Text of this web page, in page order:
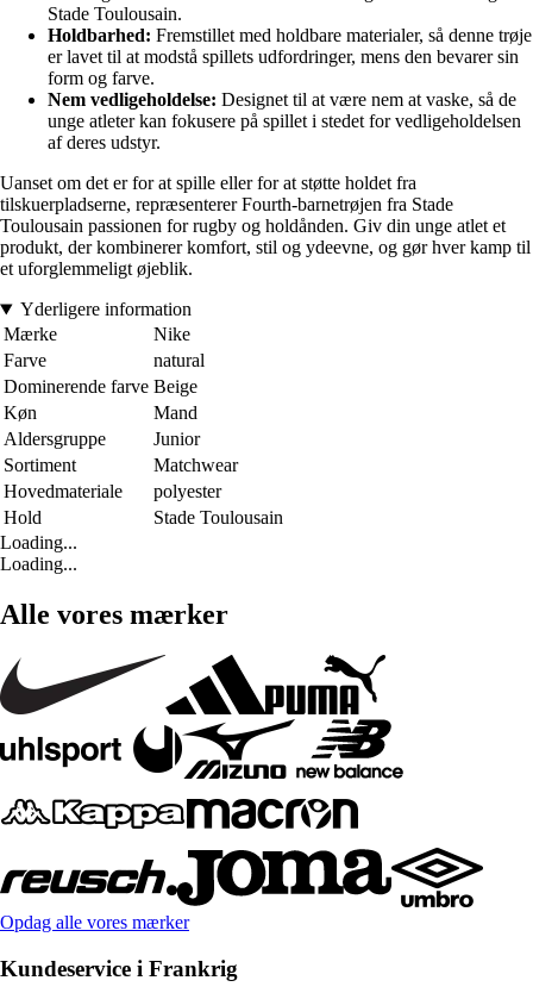
Stade Toulousain.
Holdbarhed: Fremstillet med holdbare materialer, så denne trøje
er lavet til at modstå spillets udfordringer, mens den bevarer sin
form og farve.
Nem vedligeholdelse: Designet til at være nem at vaske, så de
unge atleter kan fokusere på spillet i stedet for vedligeholdelsen
af deres udstyr.
Uanset om det er for at spille eller for at støtte holdet fra
tilskuerpladserne, repræsenterer Fourth-barnetrøjen fra Stade
Toulousain passionen for rugby og holdånden. Giv din unge atlet et
produkt, der kombinerer komfort, stil og ydeevne, og gør hver kamp til
et uforglemmeligt øjeblik.
Yderligere information
Mærke
Nike
Farve
natural
Dominerende farve Beige
Køn
Mand
Aldersgruppe
Junior
Sortiment
Matchwear
Hovedmateriale
polyester
Hold
Stade Toulousain
Loading...
Loading...
Alle vores mærker
Opdag alle vores mærker
Kundeservice i Frankrig